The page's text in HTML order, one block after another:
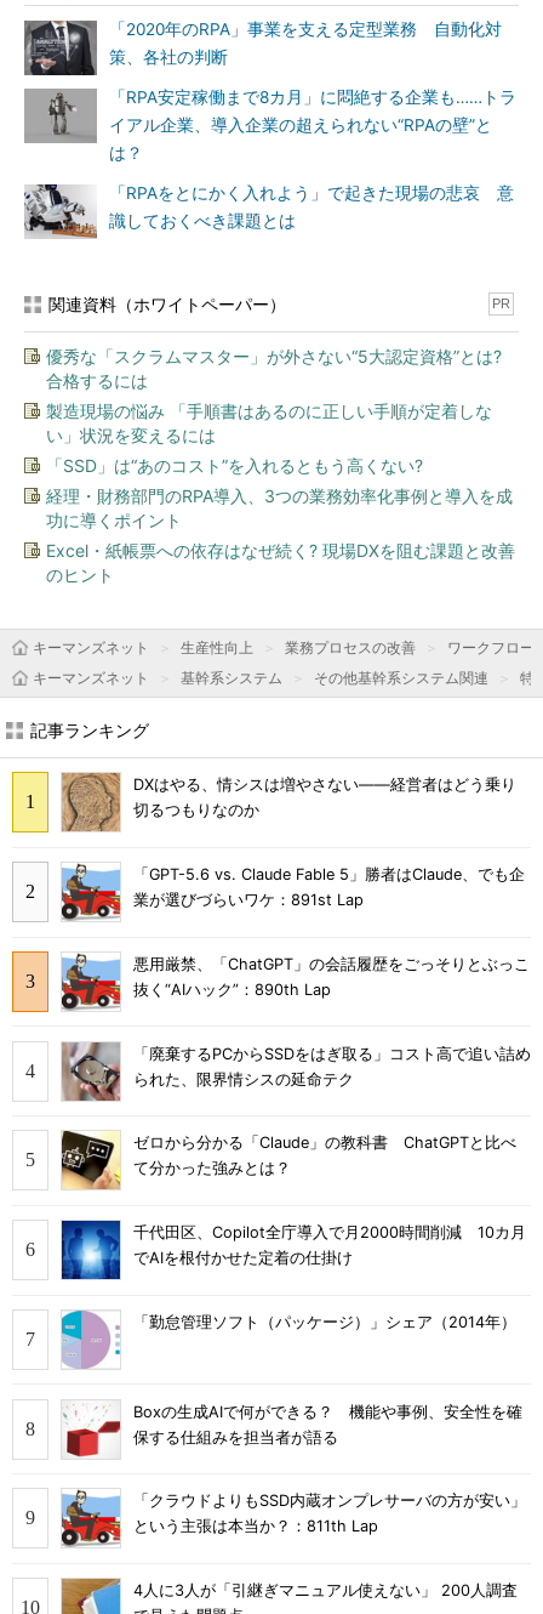
「2020年のRPA」事業を支える定型業務 自動化対
策、各社の判断
「RPA安定稼働まで8カ月」に悶絶する企業も……トラ
イアル企業、導入企業の超えられない“RPAの壁”と
は？
「RPAをとにかく入れよう」で起きた現場の悲哀 意
識しておくべき課題とは
関連資料（ホワイトペーパー） PR
優秀な「スクラムマスター」が外さない“5大認定資格”とは?
合格するには
製造現場の悩み 「手順書はあるのに正しい手順が定着しな
い」状況を変えるには
「SSD」は“あのコスト”を入れるともう高くない?
経理・財務部門のRPA導入、3つの業務効率化事例と導入を成
功に導くポイント
Excel・紙帳票への依存はなぜ続く? 現場DXを阻む課題と改善
のヒント
キーマンズネット 生産性向上 業務プロセスの改善
ワークフロー
キーマンズネット
基幹系システム その他基幹系システム関連 特
記事ランキング
DXはやる、情シスは増やさない――経営者はどう乗り
切るつもりなのか
「GPT-5.6 vs. Claude Fable 5」勝者はClaude、でも企
業が選びづらいワケ：891st Lap
悪用厳禁、「ChatGPT」の会話履歴をごっそりとぶっこ
抜く“AIハック”：890th Lap
「廃棄するPCからSSDをはぎ取る」コスト高で追い詰め
られた、限界情シスの延命テク
ゼロから分かる「Claude」の教科書 ChatGPTと比べ
て分かった強みとは？
千代田区、Copilot全庁導入で月2000時間削減 10カ月
でAIを根付かせた定着の仕掛け
「勤怠管理ソフト（パッケージ）」シェア（2014年）
Boxの生成AIで何ができる？ 機能や事例、安全性を確
保する仕組みを担当者が語る
「クラウドよりもSSD内蔵オンプレサーバの方が安い」
という主張は本当か？：811th Lap
4人に3人が「引継ぎマニュアル使えない」 200人調査